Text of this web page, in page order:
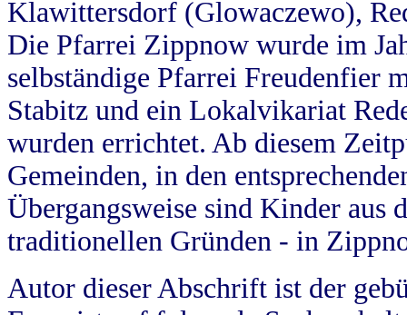
Klawittersdorf (Glowaczewo),
Die Pfarrei Zippnow wurde im
selbständige Pfarrei Freudenfier
Stabitz und ein Lokalvikariat
wurden errichtet. Ab diesem
Gemeinden, in den
Übergangsweise sind Kinder aus
traditionellen Gründen - in
Autor dieser Abschrift ist der